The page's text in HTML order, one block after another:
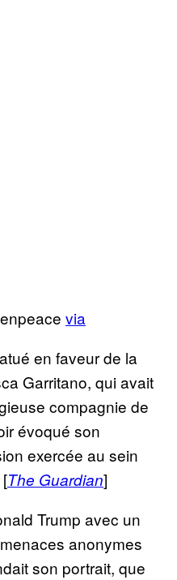
via
en faveur de la
Garritano, qui avait
compagnie de
évoqué son
exercée au sein
The Guardian]
Trump avec un
anonymes
son portrait, que